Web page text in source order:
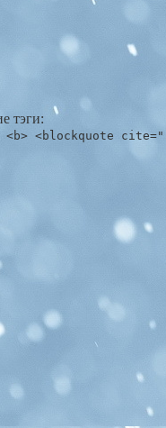
тэги:
<blockquote